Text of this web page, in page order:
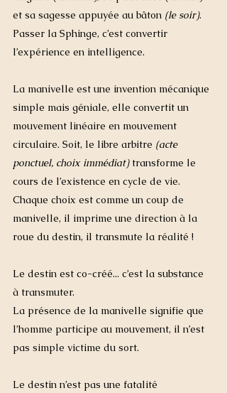
et sa sagesse appuyée au bâton (le soir).
Passer la Sphinge, c’est convertir
l’expérience en intelligence.
La manivelle est une invention mécanique
simple mais géniale, elle convertit un
mouvement linéaire en mouvement
circulaire. Soit, le libre arbitre (acte
ponctuel, choix immédiat) transforme le
cours de l’existence en cycle de vie.
Chaque choix est comme un coup de
manivelle, il imprime une direction à la
roue du destin, il transmute la réalité !
Le destin est co-créé... c’est la substance
à transmuter.
La présence de la manivelle signifie que
l’homme participe au mouvement, il n’est
pas simple victime du sort.
Le destin n’est pas une fatalité